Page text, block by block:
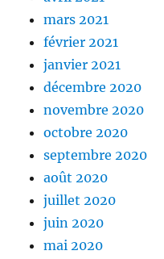
mars 2021
février 2021
janvier 2021
décembre 2020
novembre 2020
octobre 2020
septembre 2020
août 2020
juillet 2020
juin 2020
mai 2020